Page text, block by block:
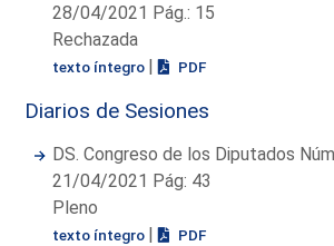
28/04/2021 Pág.: 15
Rechazada
texto íntegro | PDF
Diarios de Sesiones
DS. Congreso de los Diputados
21/04/2021 Pág: 43
Pleno
texto íntegro | PDF